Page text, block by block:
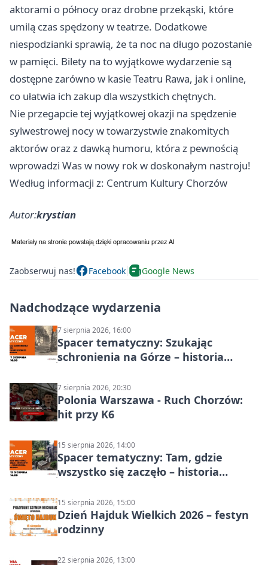
aktorami o północy oraz drobne przekąski, które
umilą czas spędzony w teatrze. Dodatkowe
niespodzianki sprawią, że ta noc na długo pozostanie
w pamięci. Bilety na to wyjątkowe wydarzenie są
dostępne zarówno w kasie Teatru Rawa, jak i online,
co ułatwia ich zakup dla wszystkich chętnych.
Nie przegapcie tej wyjątkowej okazji na spędzenie
sylwestrowej nocy w towarzystwie znakomitych
aktorów oraz z dawką humoru, która z pewnością
wprowadzi Was w nowy rok w doskonałym nastroju!
Według informacji z: Centrum Kultury Chorzów
Autor:krystian
Zaobserwuj nas! Facebook Google News
Nadchodzące wydarzenia
7 sierpnia 2026, 16:00
Spacer tematyczny: Szukając
schronienia na Górze – historia
7 sierpnia 2026, 20:30
Polonia Warszawa - Ruch Chorzów:
hit przy K6
15 sierpnia 2026, 14:00
Spacer tematyczny: Tam, gdzie
wszystko się zaczęło – historia
15 sierpnia 2026, 15:00
Dzień Hajduk Wielkich 2026 – festyn
rodzinny
22 sierpnia 2026, 13:00